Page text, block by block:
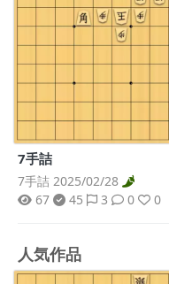
7手詰
7手詰 2025/02/28
67
45 3 0 0
人気作品